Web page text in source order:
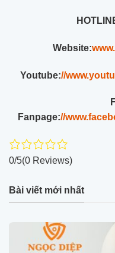
Website:
Youtube://
Fanpage://
0/5(0 Reviews)
Bài viết mới nhất